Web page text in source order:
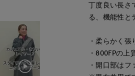
丁度良い長さ
る、機能性と
・柔らかく張
・800FPの上
・開口部はフ